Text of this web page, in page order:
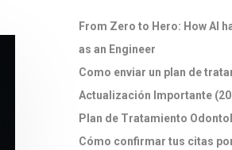
From Zero to Hero: How AI
as an Engineer
Como enviar un plan de
Actualización Importante
Plan de Tratamiento
Cómo confirmar tus citas